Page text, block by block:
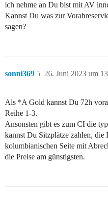
ich nehme an Du bist mit AV
Kannst Du was zur
sagen?
sonni369 26. Juni 2023 um
5
Als *A Gold kannst Du 72h
Reihe 1-3.
Ansonsten gibt es zum CI die
kannst Du Sitzplätze zahlen,
kolumbianischen Seite mit
die Preise am günstigsten.